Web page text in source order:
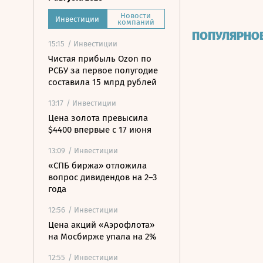
Инвестиции Новости
компаний
15:15 / Инвестиции
Чистая прибыль Ozon по
РСБУ за первое полугодие
составила 15 млрд рублей
13:17 / Инвестиции
Цена золота превысила
$4400 впервые с 17 июня
13:09 / Инвестиции
«СПБ биржа» отложила
вопрос дивидендов на 2–3
года
12:56 / Инвестиции
Цена акций «Аэрофлота»
на Мосбирже упала на 2%
12:55 / Инвестиции